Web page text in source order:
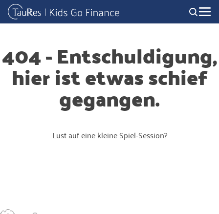
404 - Entschuldigung,
hier ist etwas schief
gegangen.
Lust auf eine kleine Spiel-Session?